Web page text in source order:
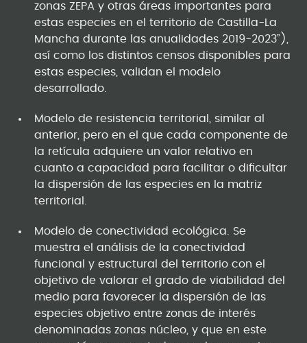
zonas ZEPA y otras áreas importantes para
estas especies en el territorio de Castilla-La
Mancha durante las anualidades 2019-2023”),
así como los distintos censos disponibles para
estas especies, validan el modelo
desarrollado.
Modelo de resistencia territorial, similar al
anterior, pero en el que cada componente de
la retícula adquiere un valor relativo en
cuanto a capacidad para facilitar o dificultar
la dispersión de las especies en la matriz
territorial.
Modelo de conectividad ecológica. Se
muestra el análisis de la conectividad
funcional y estructural del territorio con el
objetivo de valorar el grado de viabilidad del
medio para favorecer la dispersión de las
especies objetivo entre zonas de interés
denominadas zonas núcleo, y que en este